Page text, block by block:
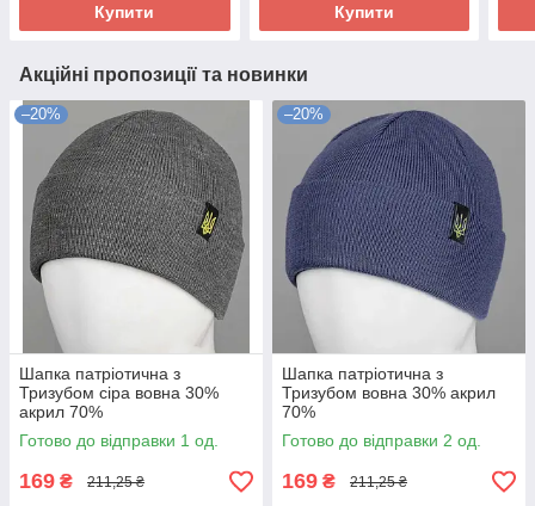
Купити Купити
Акційні пропозиції та новинки
–20%
Шапка патріотична з
Тризубом сіра вовна 30%
акрил 70%
Готово до відправки 1 од.
169 ₴ 211,25 ₴
–20%
Шапка патріотична з
Тризубом вовна 30% акрил
70%
Готово до відправки 2 од.
169 ₴ 211,25 ₴